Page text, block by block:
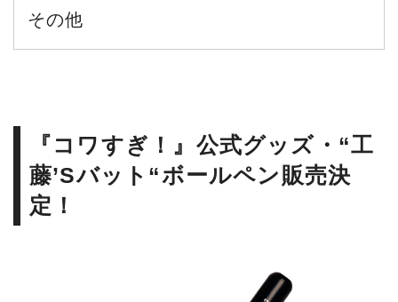
その他
『コワすぎ！』公式グッズ・“工
藤’Sバット“ボールペン販売決
定！